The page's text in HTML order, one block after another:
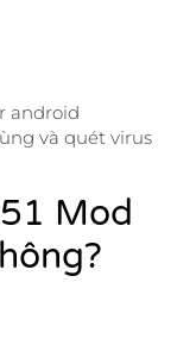
android
và quét virus
Mod